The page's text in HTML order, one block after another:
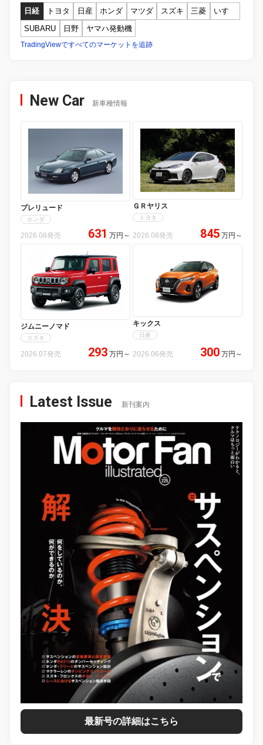
日経 トヨタ 日産 ホンダ マツダ スズキ 三菱
いすゞ
SUBARU
日野 ヤマハ発動機
TradingViewですべてのマーケットを追跡
New Car 新車種情報
プレリュード
ホンダ
2026.08発売 631 万円 ～
ＧＲヤリス
トヨタ
2026.08発売 845 万円 ～
ジムニーノマド
スズキ
2026.07発売 293 万円 ～
キックス
日産
2026.06発売 300 万円 ～
Latest Issue 新刊案内
最新号の詳細はこちら